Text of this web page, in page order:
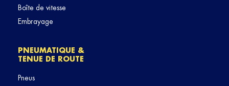
Boîte de vitesse
Embrayage
PNEUMATIQUE &
TENUE DE ROUTE
Pneus